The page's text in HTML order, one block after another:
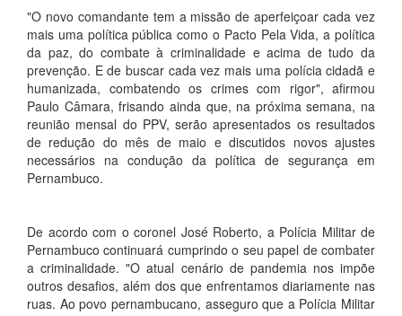
"O novo comandante tem a missão de aperfeiçoar cada vez
mais uma política pública como o Pacto Pela Vida, a política
da paz, do combate à criminalidade e acima de tudo da
prevenção. E de buscar cada vez mais uma polícia cidadã e
humanizada, combatendo os crimes com rigor", afirmou
Paulo Câmara, frisando ainda que, na próxima semana, na
reunião mensal do PPV, serão apresentados os resultados
de redução do mês de maio e discutidos novos ajustes
necessários na condução da política de segurança em
Pernambuco.
De acordo com o coronel José Roberto, a Polícia Militar de
Pernambuco continuará cumprindo o seu papel de combater
a criminalidade. "O atual cenário de pandemia nos impõe
outros desafios, além dos que enfrentamos diariamente nas
ruas. Ao povo pernambucano, asseguro que a Polícia Militar